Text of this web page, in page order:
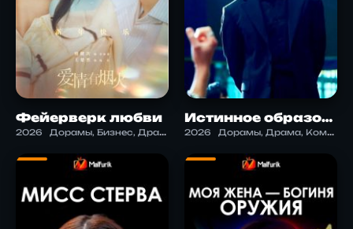
Фейерверк любви
2026 Дорамы, Бизнес, Драма, Комедия, Романтика
Истинное образование
2026 Дорамы, Драма, Комедия, Триллер, Школа